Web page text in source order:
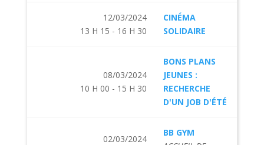
12/03/2024
13 H 15 - 16 H 30
CINÉMA
SOLIDAIRE
08/03/2024
10 H 00 - 15 H 30
BONS PLANS
JEUNES :
RECHERCHE
D'UN JOB D'ÉTÉ
02/03/2024
BB GYM